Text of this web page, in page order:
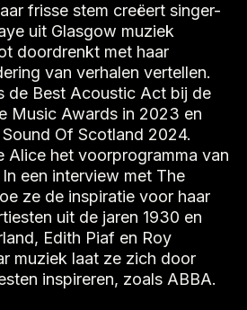
frisse stem creëert singer-
uit Glasgow muziek
doordrenkt met haar
van verhalen vertellen.
de Best Acoustic Act bij de
Music Awards in 2023 en
Of Scotland 2024.
Alice het voorprogramma van
een interview met The
ze de inspiratie voor haar
uit de jaren 1930 en
Edith Piaf en Roy
muziek laat ze zich door
inspireren, zoals ABBA.